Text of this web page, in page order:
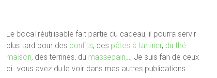
Le bocal réutilisable fait partie du cadeau, il pourra servir
plus tard pour des confits, des pâtes à tartiner, du thé
maison, des terrines, du massepain,… Je suis fan de ceux-
ci…vous avez du le voir dans mes autres publications.